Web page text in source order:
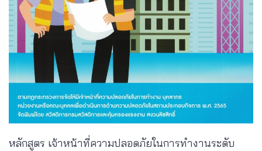
หลักสูตร เจ้าหน้าที่ความปลอดภัยในการทำงานระดับ